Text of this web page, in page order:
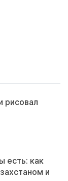
рисовал
есть: как
и